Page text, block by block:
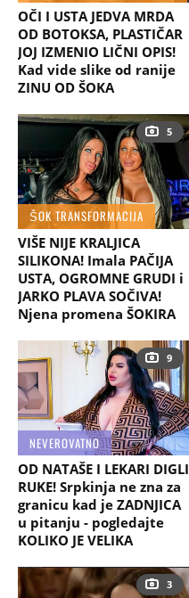
OČI I USTA JEDVA MRDA
OD BOTOKSA, PLASTIČAR
JOJ IZMENIO LIČNI OPIS!
Kad vide slike od ranije
ZINU OD ŠOKA
5
ŠOK TRANSFORMACIJA
VIŠE NIJE KRALJICA
SILIKONA! Imala PAČIJA
USTA, OGROMNE GRUDI i
JARKO PLAVA SOČIVA!
Njena promena ŠOKIRA
9
NEVEROVATNO
OD NATAŠE I LEKARI DIGLI
RUKE! Srpkinja ne zna za
granicu kad je ZADNJICA
u pitanju - pogledajte
KOLIKO JE VELIKA
3